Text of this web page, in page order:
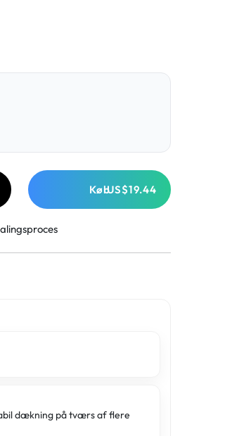
KøbUS$19.44
dækning på tværs af flere